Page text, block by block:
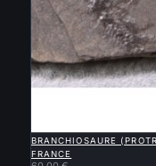
BRANCHIOSAURE
FRANCE